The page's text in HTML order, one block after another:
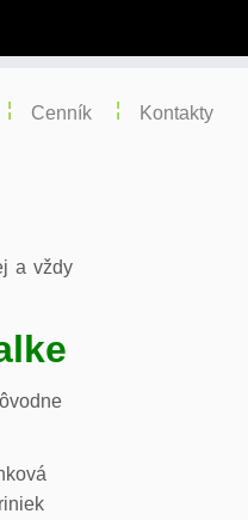
Cenník Kontakty
a vždy